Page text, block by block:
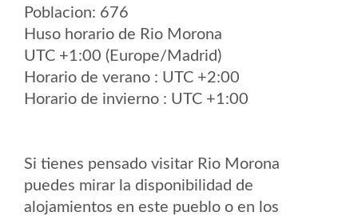
Poblacion: 676
Huso horario de Rio Morona
UTC +1:00 (Europe/Madrid)
Horario de verano : UTC +2:00
Horario de invierno : UTC +1:00
Si tienes pensado visitar Rio Morona
puedes mirar la disponibilidad de
alojamientos en este pueblo o en los